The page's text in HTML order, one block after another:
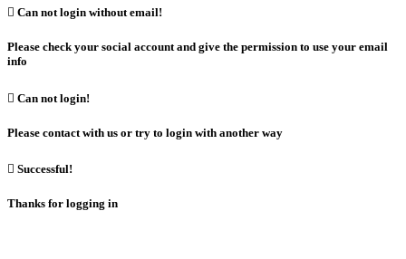
 Can not login without email!
Please check your social account and give the permission to use your email
info
 Can not login!
Please contact with us or try to login with another way
 Successful!
Thanks for logging in